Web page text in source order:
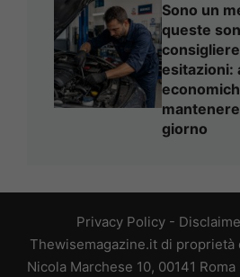
Sono un
queste
esitazioni:
giorno
Privacy Policy-
Thewisemagazine.it di proprietà
Nicola Marchese 10, 00141